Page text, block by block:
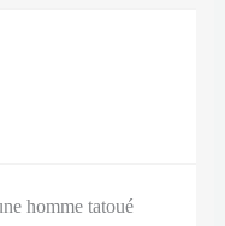
homme tatoué